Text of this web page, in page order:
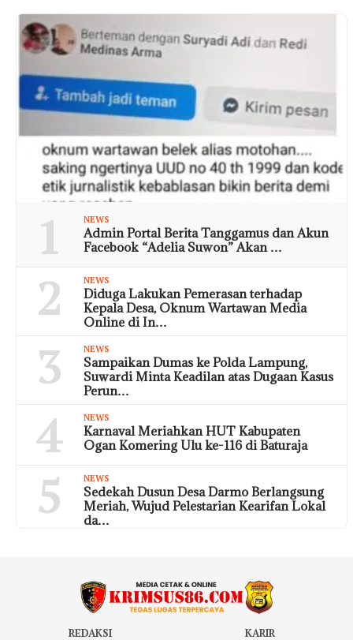
1 NEWS
Admin Portal Berita Tanggamus dan Akun
Facebook “Adelia Suwon” Akan …
2 NEWS
Diduga Lakukan Pemerasan terhadap
Kepala Desa, Oknum Wartawan Media
Online di In…
3 NEWS
Sampaikan Dumas ke Polda Lampung,
Suwardi Minta Keadilan atas Dugaan Kasus
Perun…
4 NEWS
Karnaval Meriahkan HUT Kabupaten
Ogan Komering Ulu ke-116 di Baturaja
5 NEWS
Sedekah Dusun Desa Darmo Berlangsung
Meriah, Wujud Pelestarian Kearifan Lokal
da…
REDAKSI KARIR